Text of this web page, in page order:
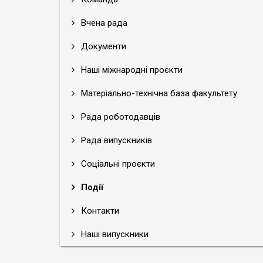
Вчена рада
Документи
Наші міжнародні проєкти
Матеріально-технічна база факультету
Рада роботодавців
Рада випускників
Соціальні проєкти
Події
Контакти
Наші випускники